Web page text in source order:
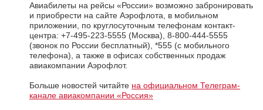
Авиабилеты на рейсы «России» возможно забронировать
и приобрести на сайте Аэрофлота, в мобильном
приложении, по круглосуточным телефонам контакт-
центра: +7-495-223-5555 (Москва), 8-800-444-5555
(звонок по России бесплатный), *555 (с мобильного
телефона), а также в офисах собственных продаж
авиакомпании Аэрофлот.
Больше новостей читайте на официальном Телеграм-
канале авиакомпании «Россия»